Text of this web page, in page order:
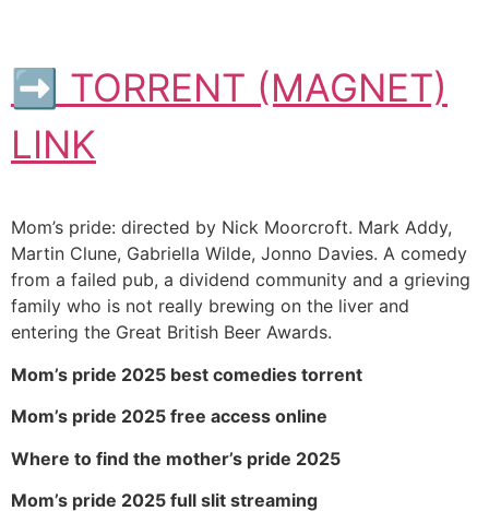
➡ TORRENT (MAGNET)
LINK
Mom’s pride: directed by Nick Moorcroft. Mark Addy,
Martin Clune, Gabriella Wilde, Jonno Davies. A comedy
from a failed pub, a dividend community and a grieving
family who is not really brewing on the liver and
entering the Great British Beer Awards.
Mom’s pride 2025 best comedies torrent
Mom’s pride 2025 free access online
Where to find the mother’s pride 2025
Mom’s pride 2025 full slit streaming